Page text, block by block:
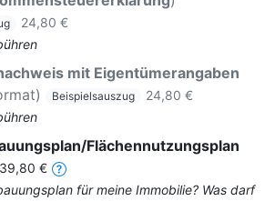
24,80 €
mit Eigentümerangaben
Beispielsauszug
24,80 €
Flächennutzungsplan
39,80 €
für meine Immobilie? Was darf